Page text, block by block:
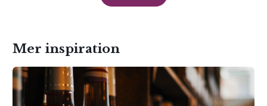
Mer inspiration